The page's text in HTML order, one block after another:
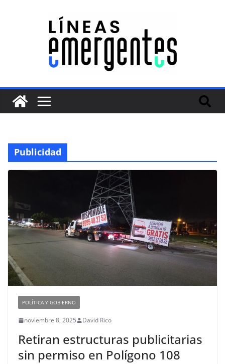
Publicidad
POLÍTICA Y GOBIERNO
noviembre 8, 2025 David Rico
Retiran estructuras publicitarias
sin permiso en Polígono 108